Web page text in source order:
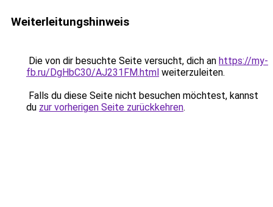
Weiterleitungshinweis
Die von dir besuchte Seite versucht, dich an https://my-
fb.ru/DgHbC30/AJ231FM.html weiterzuleiten.
Falls du diese Seite nicht besuchen möchtest, kannst
du zur vorherigen Seite zurückkehren.